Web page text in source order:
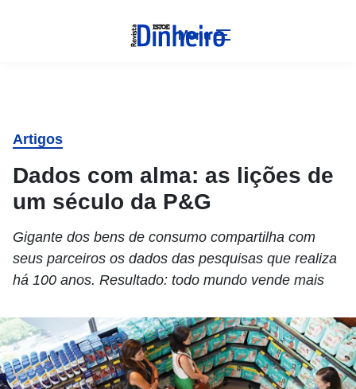
Menu
Artigos
Dados com alma: as lições de
um século da P&G
Gigante dos bens de consumo compartilha com
seus parceiros os dados das pesquisas que realiza
há 100 anos. Resultado: todo mundo vende mais